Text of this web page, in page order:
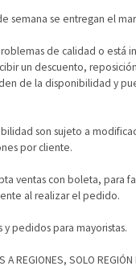
semana se entregan el
de calidad o está
un descuento,
de la disponibilidad y
son sujeto a
por cliente.
ventas con boleta, para
al realizar el pedido.
y pedidos para mayoristas.
A REGIONES, SOLO REGIÓN